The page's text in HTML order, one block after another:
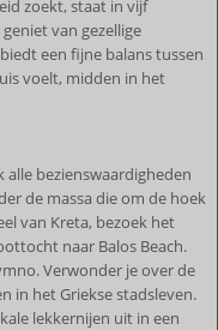
zoekt, staat in vijf
van gezellige
een fijne balans tussen
voelt, midden in het
bezienswaardigheden
de massa die om de hoek
van Kreta, bezoek het
naar Balos Beach.
Verwonder je over de
in het Griekse stadsleven.
lekkernijen uit in een